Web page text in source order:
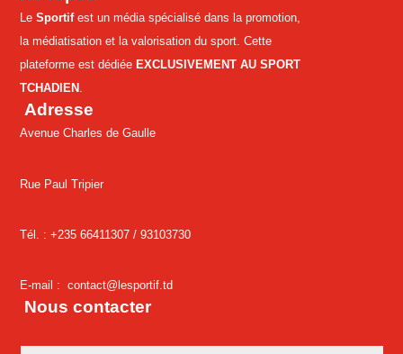
LeSportifest un média spécialisé dans la promotion,
la médiatisation et la valorisation du sport. Cette
plateforme est dédiée EXCLUSIVEMENT AU SPORT
TCHADIEN .
Adresse
Avenue Charles de Gaulle
Rue Paul Tripier
Tél. : +235 66411307 /93103730
E-mail :contact@lesportif.td
Nous contacter